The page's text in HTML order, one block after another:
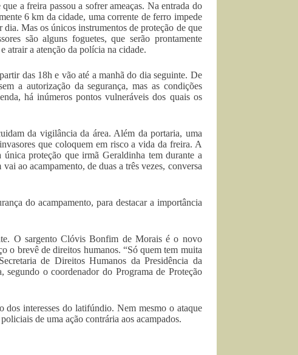
a freira passou a sofrer ameaças. Na entrada do
6 km da cidade, uma corrente de ferro impede
Mas os únicos instrumentos de proteção de que
são alguns foguetes, que serão prontamente
atrair a atenção da polícia na cidade.
das 18h e vão até a manhã do dia seguinte. De
a autorização da segurança, mas as condições
há inúmeros pontos vulneráveis dos quais os
da vigilância da área. Além da portaria, uma
que coloquem em risco a vida da freira. A
proteção que irmã Geraldinha tem durante a
ao acampamento, de duas a três vezes, conversa
do acampamento, para destacar a importância
O sargento Clóvis Bonfim de Morais é o novo
o brevê de direitos humanos. “Só quem tem muita
de Direitos Humanos da Presidência da
o coordenador do Programa de Proteção
dos interesses do latifúndio. Nem mesmo o ataque
de uma ação contrária aos acampados.